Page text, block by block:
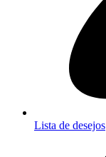
Lista de desejos